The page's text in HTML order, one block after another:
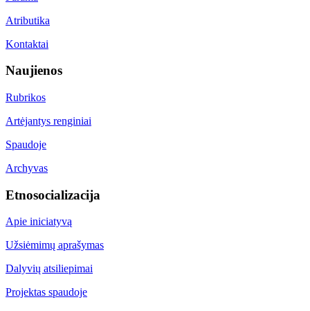
Atributika
Kontaktai
Naujienos
Rubrikos
Artėjantys renginiai
Spaudoje
Archyvas
Etnosocializacija
Apie iniciatyvą
Užsiėmimų aprašymas
Dalyvių atsiliepimai
Projektas spaudoje